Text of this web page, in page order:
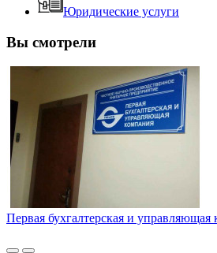
Юридические услуги
Вы смотрели
Первая бухгалтерская и управляющая